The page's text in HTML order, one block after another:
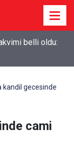
belli oldu:
4 yaralı
kandil gecesinde
cami